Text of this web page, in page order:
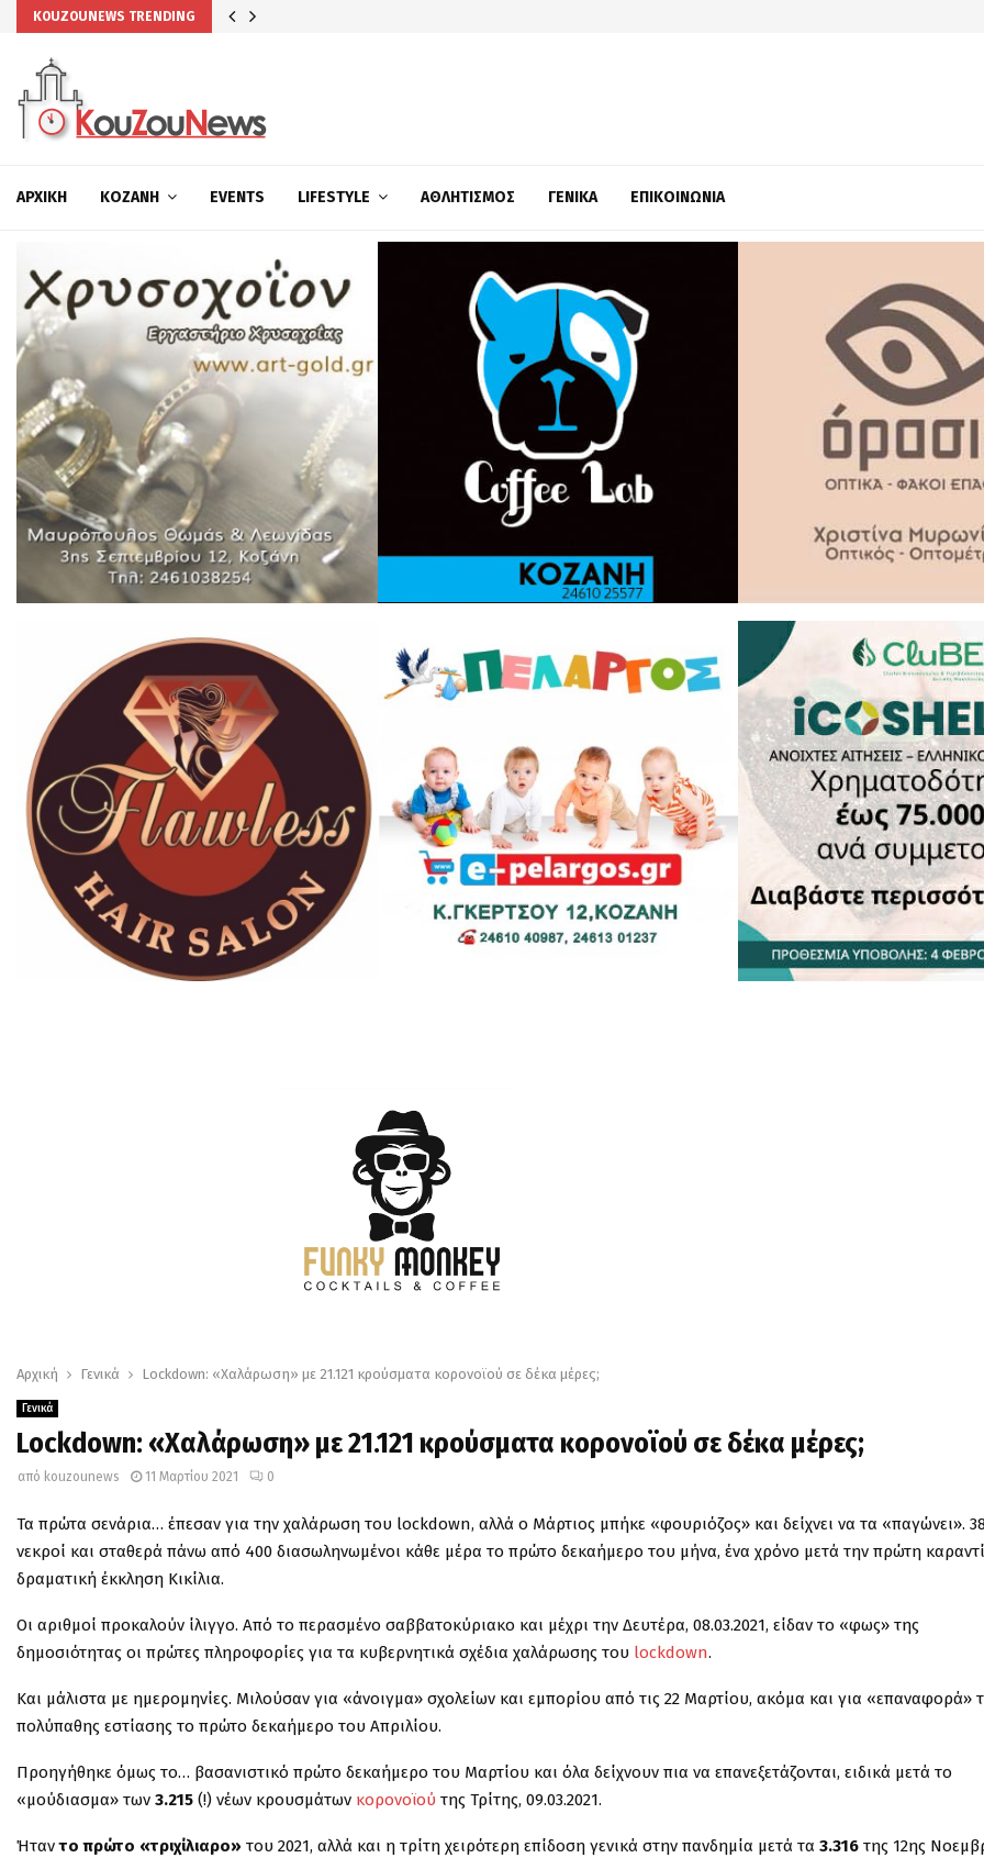
KOUZOUNEWS TRENDING
ΑΡΧΙΚΉ ΚΟΖΆΝΗ EVENTS LIFESTYLE ΑΘΛΗΤΙΣΜΌΣ ΓΕΝΙΚΆ ΕΠΙΚΟΙΝΩΝΊΑ
Αρχική Γενικά Lockdown: «Χαλάρωση» με 21.121 κρούσματα κορονοϊού σε δέκα μέρες;
Γενικά
Lockdown: «Χαλάρωση» με 21.121 κρούσματα κορονοϊού σε δέκα μέρες;
από kouzounews 11 Μαρτίου 2021 0
Τα πρώτα σενάρια… έπεσαν για την χαλάρωση του lockdown, αλλά ο Μάρτιος μπήκε «φουριόζος» και δείχνει να τα «παγώνει».
νεκροί και σταθερά πάνω από 400 διασωληνωμένοι κάθε μέρα το πρώτο δεκαήμερο του μήνα, ένα χρόνο μετά την πρώτη
δραματική έκκληση Κικίλια.
Οι αριθμοί προκαλούν ίλιγγο. Από το περασμένο σαββατοκύριακο και μέχρι την Δευτέρα, 08.03.2021, είδαν το «φως» της
δημοσιότητας οι πρώτες πληροφορίες για τα κυβερνητικά σχέδια χαλάρωσης του lockdown.
Και μάλιστα με ημερομηνίες. Μιλούσαν για «άνοιγμα» σχολείων και εμπορίου από τις 22 Μαρτίου, ακόμα και για «επαναφορά»
πολύπαθης εστίασης το πρώτο δεκαήμερο του Απριλίου.
Προηγήθηκε όμως το… βασανιστικό πρώτο δεκαήμερο του Μαρτίου και όλα δείχνουν πια να επανεξετάζονται, ειδικά μετά το
«μούδιασμα» των 3.215 (!) νέων κρουσμάτων κορονοϊού της Τρίτης, 09.03.2021.
Ήταντο πρώτο «τριχίλιαρο» του 2021, αλλά και η τρίτη χειρότερη επίδοση γενικά στην πανδημία μετά τα 3.316 της 12ης